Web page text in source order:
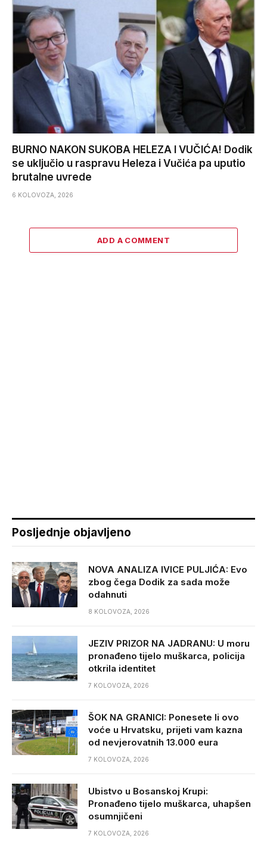
BURNO NAKON SUKOBA HELEZA I VUČIĆA! Dodik
se uključio u raspravu Heleza i Vučića pa uputio
brutalne uvrede
6 KOLOVOZA, 2026
ADD A COMMENT
Posljednje objavljeno
NOVA ANALIZA IVICE PULJIĆA: Evo
zbog čega Dodik za sada može
odahnuti
8 KOLOVOZA, 2026
JEZIV PRIZOR NA JADRANU: U moru
pronađeno tijelo muškarca, policija
otkrila identitet
7 KOLOVOZA, 2026
ŠOK NA GRANICI: Ponesete li ovo
voće u Hrvatsku, prijeti vam kazna
od nevjerovatnih 13.000 eura
7 KOLOVOZA, 2026
Ubistvo u Bosanskoj Krupi:
Pronađeno tijelo muškarca, uhapšen
osumnjičeni
7 KOLOVOZA, 2026